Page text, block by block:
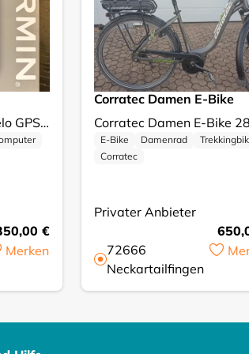
Garmin Edge 1050 Velo GPS-Computer - Top Zustand! Verkaufe einen gebrauchten Garmin Velocomputer. Das Gerät ist ideal für ambitionierte Velofahrer. Es ist in einem sehr guten Zustand, wenig gebraucht und weist keine Kratzer oder Schäden auf und funktioniert einwandfrei. Perfekt für lange Touren im Sommer! Inklusive Originalverpackung. Ein tolles Gerät für alle, die ihre Leistung verbessern wollen. Auf dem Display befindet sich seit Anfang eine Schutzfolie.
€
Merken
Corratec Damen E-Bike
E-Bike Damenrad
Corratec
Privater Anbieter
72666
Neckartailfingen